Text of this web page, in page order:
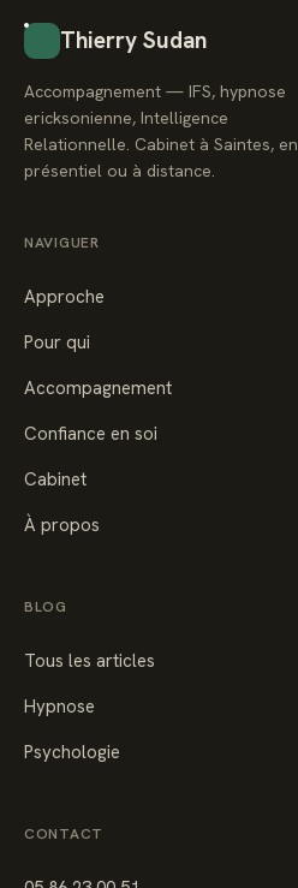
Thierry Sudan
Accompagnement — IFS, hypnose
ericksonienne, Intelligence
Relationnelle. Cabinet à Saintes, en
présentiel ou à distance.
NAVIGUER
Approche
Pour qui
Accompagnement
Confiance en soi
Cabinet
À propos
BLOG
Tous les articles
Hypnose
Psychologie
CONTACT